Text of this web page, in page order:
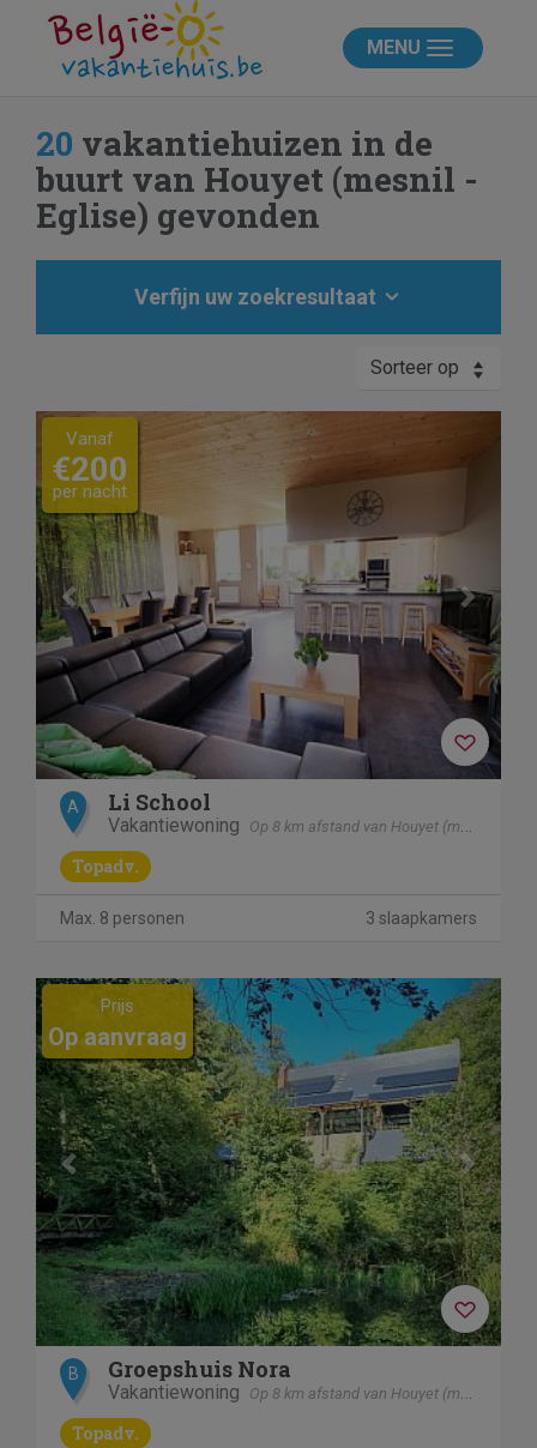
MENU
20 vakantiehuizen in de
buurt van Houyet (mesnil -
Eglise) gevonden
Verfijn uw zoekresultaat
Sorteer op
Previous
Vanaf
€200
per nacht
A Li School
Vakantiewoning Op 8 km afstand van Houyet (mesnil - Eglise)
Topadv.
Max. 8 personen 3 slaapkamers
Previous Next
Prijs
Op aanvraag
B Groepshuis Nora
Vakantiewoning Op 8 km afstand van Houyet (mesnil - Eglise)
Topadv.